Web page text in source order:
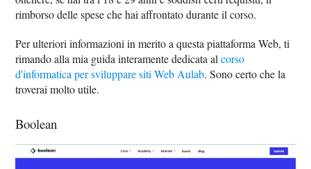
rimborso delle spese che hai affrontato durante il corso.
Per ulteriori informazioni in merito a questa piattaforma Web, ti
rimando alla mia guida interamente dedicata alcorso
d'informatica per sviluppare siti Web Aulab. Sono certo che la
troverai molto utile.
Boolean